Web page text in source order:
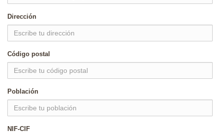
Dirección
Código postal
Población
NIF-CIF